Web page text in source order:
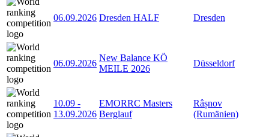
06.09.2026 Dresden HALF Dresden
06.09.2026
New Balance KÖ
MEILE 2026
Düsseldorf
10.09 -
13.09.2026
EMORRC Masters
Berglauf
Râșnov
(Rumänien)